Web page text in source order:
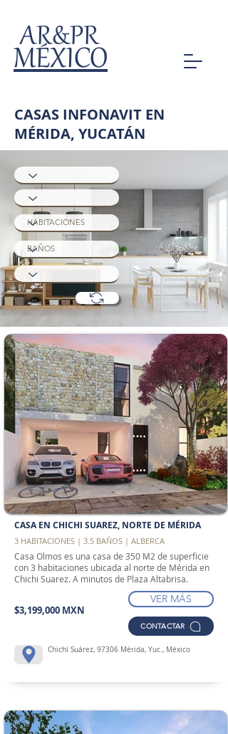
MÉXICO
AR&PR
CASAS INFONAVIT EN
MÉRIDA, YUCATÁN
CASA EN CHICHI SUAREZ, NORTE DE MÉRIDA
3 HABITACIONES | 3.5 BAÑOS | ALBERCA
Casa Olmos es una casa de 350 M2 de superficie
con 3 habitaciones ubicada al norte de Mérida en
Chichi Suarez. A minutos de Plaza Altabrisa.
$3,199,000 MXN
VER MÁS
CONTACTAR
Chichí Suárez, 97306 Mérida, Yuc., México